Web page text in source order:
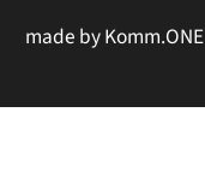
made byKomm.ONE